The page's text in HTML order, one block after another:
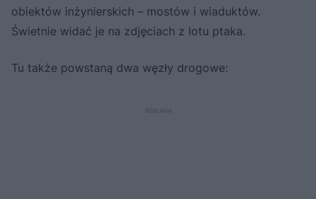
obiektów inżynierskich – mostów i wiaduktów.
Świetnie widać je na zdjęciach z lotu ptaka.
Tu także powstaną dwa węzły drogowe: